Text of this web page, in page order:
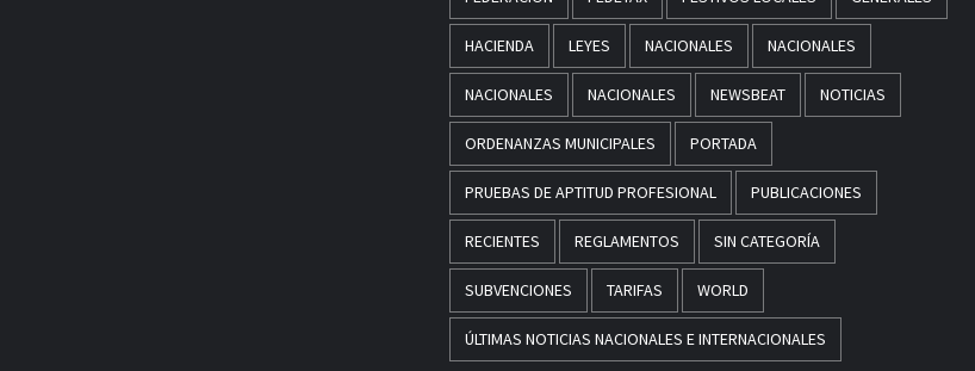
HACIENDA LEYES NACIONALES NACIONALES
NACIONALES NACIONALES NEWSBEAT NOTICIAS
ORDENANZAS MUNICIPALES PORTADA
PRUEBAS DE APTITUD PROFESIONAL PUBLICACIONES
RECIENTES REGLAMENTOS SIN CATEGORÍA
SUBVENCIONES TARIFAS WORLD
ÚLTIMAS NOTICIAS NACIONALES E INTERNACIONALES